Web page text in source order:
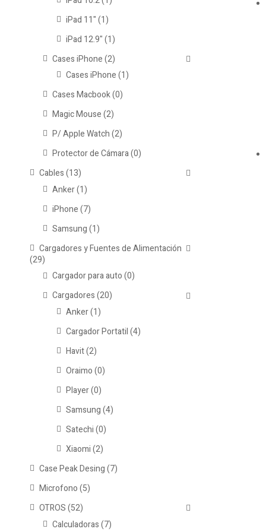
iPad 11"(1)
iPad 12.9"(1)
Cases iPhone (2)
Cases iPhone(1)
Cases Macbook(0)
Magic Mouse (2)
P/ Apple Watch (2)
Protector de Cámara(0)
Cables(13)
Anker(1)
iPhone (7)
Samsung (1)
Cargadores y Fuentes de Alimentación
(29)
Cargador para auto (0)
Cargadores (20)
Anker(1)
Cargador Portatil(4)
Havit(2)
Oraimo(0)
Player(0)
Samsung(4)
Satechi(0)
Xiaomi(2)
Case Peak Desing(7)
Microfono(5)
OTROS(52)
Calculadoras (7)